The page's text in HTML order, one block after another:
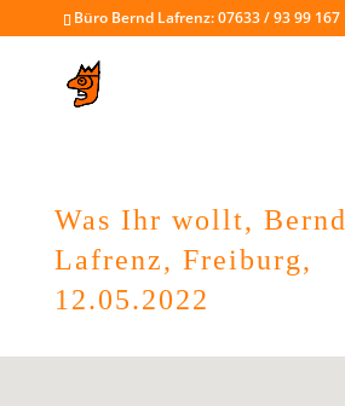
Büro Bernd Lafrenz: 07633 / 93 99 167
Was Ihr wollt, Bernd
Lafrenz, Freiburg,
12.05.2022